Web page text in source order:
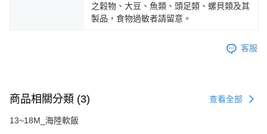
之穀物、大豆、魚類、頭足類、螺貝類及其
製品，食物過敏者請留意。
客服
商品相關分類 (3) 查看全部
13~18M_海陸軟飯